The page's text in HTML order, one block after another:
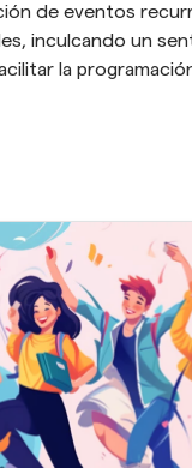
de eventos
inculcando un
la